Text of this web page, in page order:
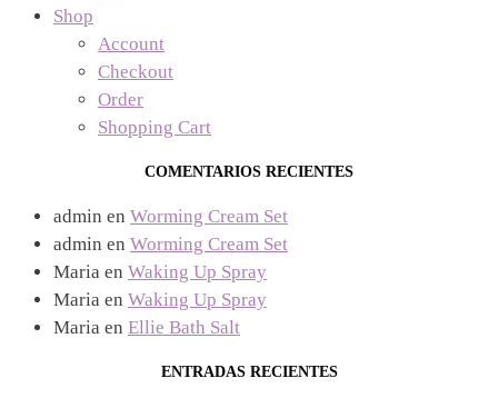
Shop
Account
Checkout
Order
Shopping Cart
COMENTARIOS RECIENTES
admin en Worming Cream Set
admin en Worming Cream Set
Maria en Waking Up Spray
Maria en Waking Up Spray
Maria en Ellie Bath Salt
ENTRADAS RECIENTES